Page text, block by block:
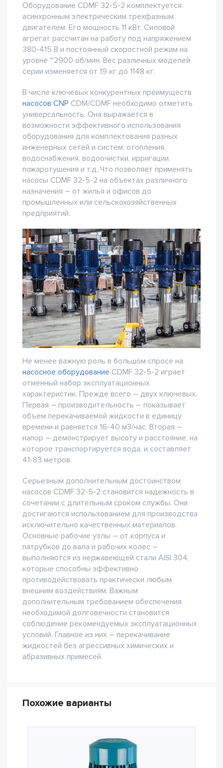
Оборудование CDMF 32-5-2 комплектуется
асинхронным электрическим трехфазным
двигателем. Его мощность 11 кВт. Силовой
агрегат рассчитан на работу под напряжением
380-415 В и постоянный скоростной режим на
уровне ~2900 об/мин. Вес различных моделей
серии изменяется от 19 кг до 1148 кг.
В числе ключевых конкурентных преимуществ
насосов CNP CDM/CDMF необходимо отметить
универсальность. Она выражается в
возможности эффективного использования
оборудования для комплектования разных
инженерных сетей и систем: отопления,
водоснабжения, водоочистки, ирригации,
пожаротушения и т.д. Что позволяет применять
насосы CDMF 32-5-2 на объектах различного
назначения – от жилья и офисов до
промышленных или сельскохозяйственных
предприятий.
Не менее важную роль в большом спросе на
насосное оборудование CDMF 32-5-2 играет
отменный набор эксплуатационных
характеристик. Прежде всего – двух ключевых.
Первая – производительность – показывает
объем перекачиваемой жидкости в единицу
времени и равняется 16-40 м3/час. Вторая –
напор – демонстрирует высоту и расстояние, на
которое транспортируется вода, и составляет
41-83 метров.
Серьезным дополнительным достоинством
насосов CDMF 32-5-2 становится надежность в
сочетании с длительным сроком службы. Они
достигаются использованием для производства
исключительно качественных материалов.
Основные рабочие узлы – от корпуса и
патрубков до вала и рабочих колес –
выполняются из нержавеющей стали AISI 304,
которые способны эффективно
противодействовать практически любым
внешним воздействиям. Важным
дополнительным требованием обеспечения
необходимой долговечности становится
соблюдение рекомендуемых эксплуатационных
условий. Главное из них – перекачивание
жидкостей без агрессивных химических и
абразивных примесей.
Похожие варианты